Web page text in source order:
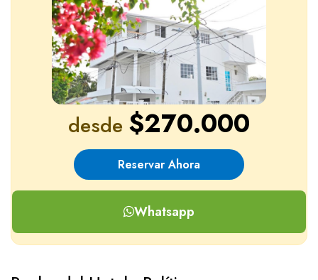
desde $270.000
Reservar Ahora
Whatsapp